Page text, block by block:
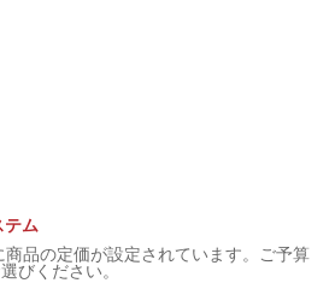
テム
品の定価が設定されています。ご予算
びください。